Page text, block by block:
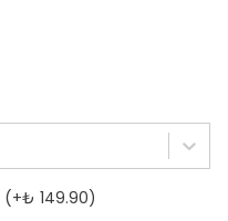
(+₺ 149.90)